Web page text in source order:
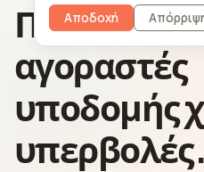
αγοραστές
υποδομής
υπερβολές.
Αποδοχή